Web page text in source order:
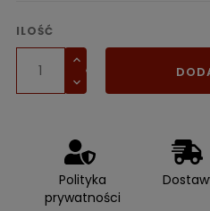
ILOŚĆ
Polityka
prywatności